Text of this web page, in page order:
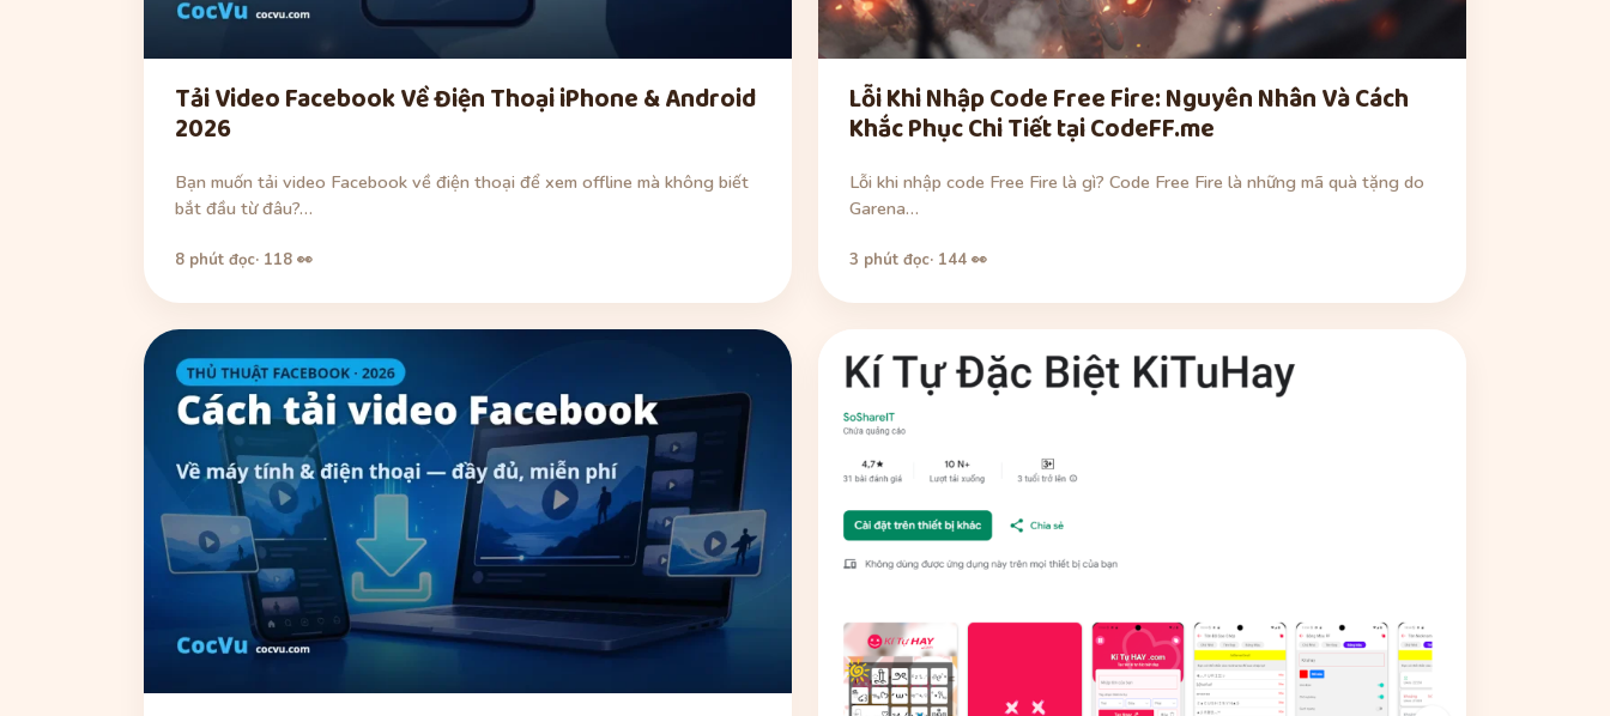
Tải Video Facebook Về Điện Thoại iPhone & Android
2026
Bạn muốn tải video Facebook về điện thoại để xem offline mà không biết
bắt đầu từ đâu?…
8 phút đọc· 118 👀
Lỗi Khi Nhập Code Free Fire: Nguyên Nhân Và Cách
Khắc Phục Chi Tiết tại CodeFF.me
Lỗi khi nhập code Free Fire là gì? Code Free Fire là những mã quà tặng do
Garena…
3 phút đọc· 144 👀